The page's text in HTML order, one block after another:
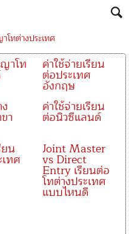
ทต่างประเทศ
าโท ค่าใช้จ่ายเรียน
ต่อประเทศ
อังกฤษ
า
ค่าใช้จ่ายเรียน
ต่อนิวซีแลนด์
น
ทศ
Joint Master
vs Direct
Entry เรียนต่อ
โทต่างประเทศ
แบบไหนดี